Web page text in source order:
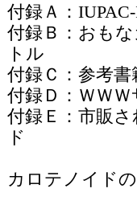
付録Ａ：
付録Ｂ：おも
トル
付録Ｃ：参考
付録Ｄ：ＷＷ
付録Ｅ：市販
ド
カロテノイド